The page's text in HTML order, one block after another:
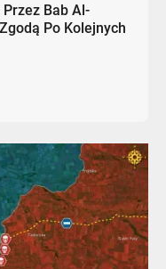
Bab Al-
Po Kolejnych